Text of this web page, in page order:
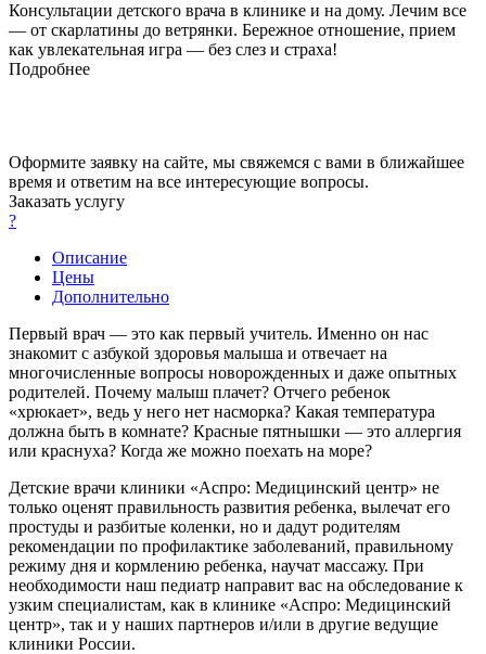
Консультации детского врача в клинике и на дому. Лечим все
— от скарлатины до ветрянки. Бережное отношение, прием
как увлекательная игра — без слез и страха!
Подробнее
Оформите заявку на сайте, мы свяжемся с вами в ближайшее
время и ответим на все интересующие вопросы.
Заказать услугу
?
Описание
Цены
Дополнительно
Первый врач — это как первый учитель. Именно он нас
знакомит с азбукой здоровья малыша и отвечает на
многочисленные вопросы новорожденных и даже опытных
родителей. Почему малыш плачет? Отчего ребенок
«хрюкает», ведь у него нет насморка? Какая температура
должна быть в комнате? Красные пятнышки — это аллергия
или краснуха? Когда же можно поехать на море?
Детские врачи клиники «Аспро: Медицинский центр» не
только оценят правильность развития ребенка, вылечат его
простуды и разбитые коленки, но и дадут родителям
рекомендации по профилактике заболеваний, правильному
режиму дня и кормлению ребенка, научат массажу. При
необходимости наш педиатр направит вас на обследование к
узким специалистам, как в клинике «Аспро: Медицинский
центр», так и у наших партнеров и/или в другие ведущие
клиники России.